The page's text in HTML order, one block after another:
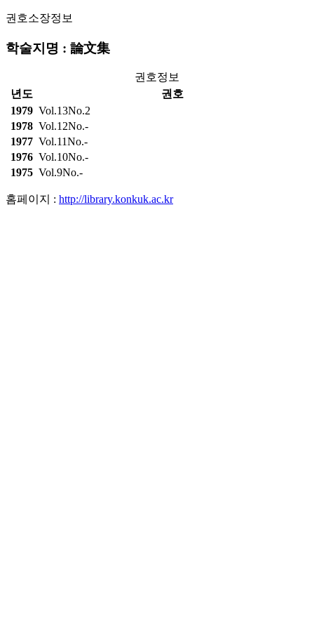
권호소장정보
학술지명 : 論文集
권호정보
년도
권호
1979 Vol.13No.2
1978 Vol.12No.-
1977 Vol.11No.-
1976 Vol.10No.-
1975 Vol.9No.-
홈페이지 : http://library.konkuk.ac.kr